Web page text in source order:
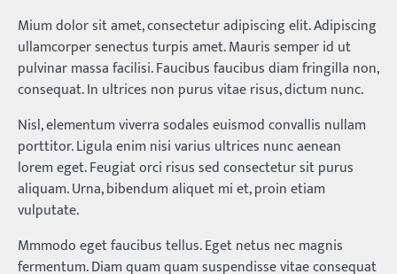
Mium dolor sit amet, consectetur adipiscing elit. Adipiscing
ullamcorper senectus turpis amet. Mauris semper id ut
pulvinar massa facilisi. Faucibus faucibus diam fringilla non,
consequat. In ultrices non purus vitae risus, dictum nunc.
Nisl, elementum viverra sodales euismod convallis nullam
porttitor. Ligula enim nisi varius ultrices nunc aenean
lorem eget. Feugiat orci risus sed consectetur sit purus
aliquam. Urna, bibendum aliquet mi et, proin etiam
vulputate.
Mmmodo eget faucibus tellus. Eget netus nec magnis
fermentum. Diam quam quam suspendisse vitae consequat